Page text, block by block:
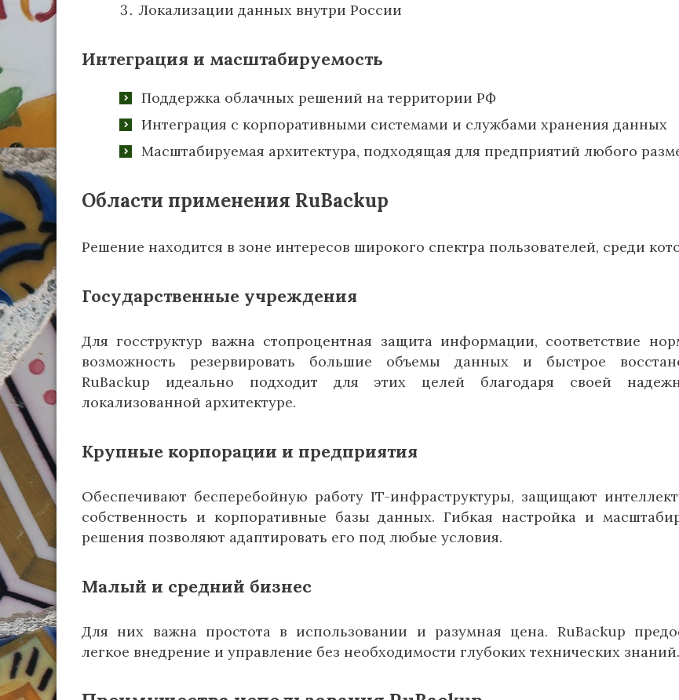
Локализации данных внутри России
Интеграция и масштабируемость
Поддержка облачных решений на территории РФ
Интеграция с корпоративными системами и службами хранения данных
Масштабируемая архитектура, подходящая для предприятий любого
Области применения RuBackup
Решение находится в зоне интересов широкого спектра пользователей, среди
Государственные учреждения
Для госструктур важна стопроцентная защита информации, соответствие
возможность резервировать большие объемы данных и быстрое
RuBackup идеально подходит для этих целей благодаря своей
локализованной архитектуре.
Крупные корпорации и предприятия
Обеспечивают бесперебойную работу IT-инфраструктуры, защищают
собственность и корпоративные базы данных. Гибкая настройка и
решения позволяют адаптировать его под любые условия.
Малый и средний бизнес
Для них важна простота в использовании и разумная цена. RuBackup
легкое внедрение и управление без необходимости глубоких технических знаний.